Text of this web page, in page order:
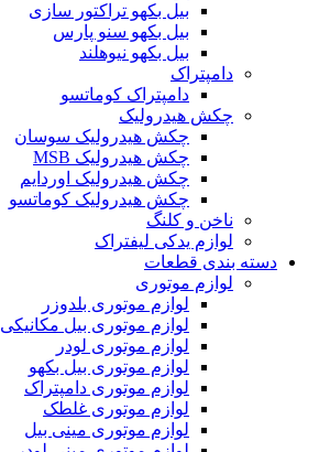
بیل بکهو تراکتور سازی
بیل بکهو سنو پارس
بیل بکهو نیوهلند
دامپتراک
دامپتراک کوماتسو
چکش هیدرولیک
چکش هیدرولیک سوسان
چکش هیدرولیک MSB
چکش هیدرولیک اوردایم
چکش هیدرولیک کوماتسو
ناخن و کلنگ
لوازم یدکی لیفتراک
دسته بندی قطعات
لوازم موتوری
لوازم موتوری بلدوزر
لوازم موتوری بیل مکانیکی
لوازم موتوری لودر
لوازم موتوری بیل بکهو
لوازم موتوری دامپتراک
لوازم موتوری غلطک
لوازم موتوری مینی بیل